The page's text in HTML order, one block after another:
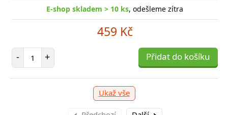
E-shop skladem > 10 ks, odešleme zítra
459 Kč
- Počet položek
+ Přidat do košíku
Ukaž vše
E-shop skladem > 10 ks, odešleme zítra
položek Přidat do košíku -